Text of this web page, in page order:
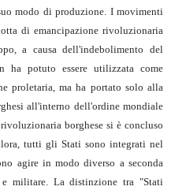
modo di produzione. I movimenti
di emancipazione rivoluzionaria
a causa dell'indebolimento del
ha potuto essere utilizzata come
proletaria, ma ha portato solo alla
all'interno dell'ordine mondiale
borghese si è concluso
tutti gli Stati sono integrati nel
agire in modo diverso a seconda
militare. La distinzione tra "Stati